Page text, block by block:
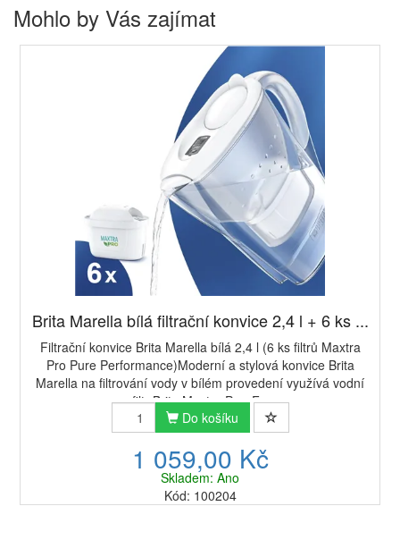
Mohlo by Vás zajímat
Brita Marella bílá filtrační konvice 2,4 l + 6 ks ...
Filtrační konvice Brita Marella bílá 2,4 l (6 ks filtrů Maxtra
Pro Pure Performance)Moderní a stylová konvice Brita
Marella na filtrování vody v bílém provedení využívá vodní
filtr Brita Maxtra Pro. F...
Do košíku
1 059,00 Kč
Skladem: Ano
Kód: 100204